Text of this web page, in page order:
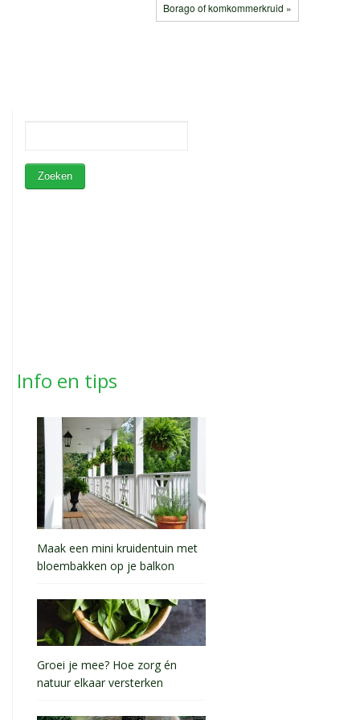
Borago of komkommerkruid »
Info en tips
Maak een mini kruidentuin met
bloembakken op je balkon
Groei je mee? Hoe zorg én
natuur elkaar versterken